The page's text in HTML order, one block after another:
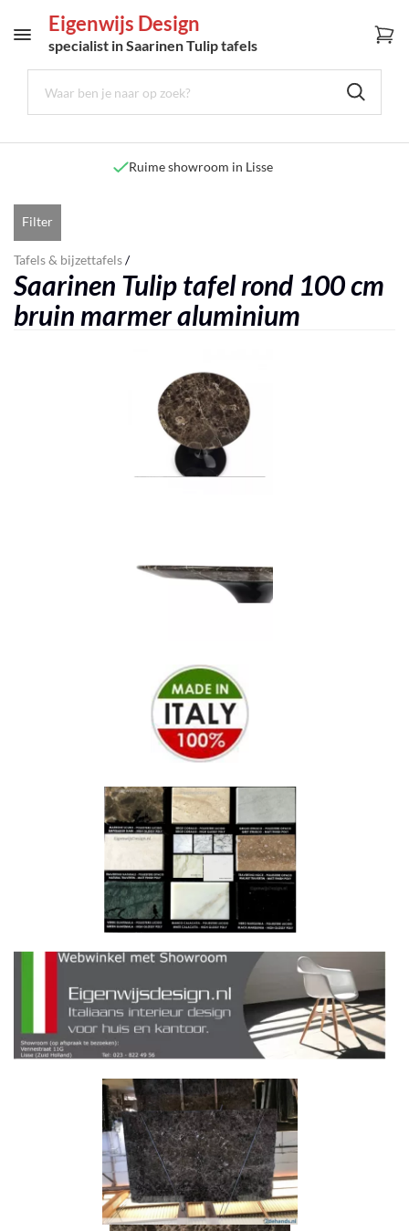
Eigenwijs Design
specialist in Saarinen Tulip tafels
Ruime showroom in Lisse
Filter
Tafels & bijzettafels/
Saarinen Tulip tafel rond 100 cm
bruin marmer aluminium